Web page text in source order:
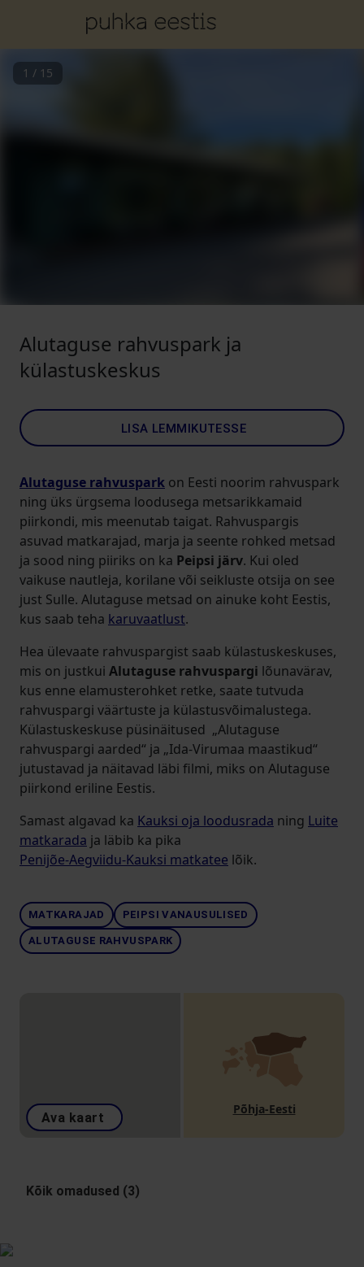
1 / 15
Alutaguse rahvuspark ja
külastuskeskus
LISA LEMMIKUTESSE
Alutaguse rahvuspark on Eesti noorim rahvuspark
ning üks ürgsema loodusega metsarikkamaid
piirkondi, mis meenutab taigat. Rahvuspargis
asuvad matkarajad, marja ja seente rohked metsad
ja sood ning piiriks on ka Peipsi järv. Kui oled
vaikuse nautleja, korilane või seikluste otsija on see
just Sulle. Alutaguse metsad on ainuke koht Eestis,
kus saab teha karuvaatlust.
Hea ülevaate rahvuspargist saab külastuskeskuses,
mis on justkui Alutaguse rahvuspargi lõunavärav,
kus enne elamusterohket retke, saate tutvuda
rahvuspargi väärtuste ja külastusvõimalustega.
Külastuskeskuse püsinäitused „Alutaguse
rahvuspargi aarded“ ja „Ida-Virumaa maastikud“
jutustavad ja näitavad läbi filmi, miks on Alutaguse
piirkond eriline Eestis.
Samast algavad ka Kauksi oja loodusrada ning Luite
matkarada ja läbib ka pika
Penijõe-Aegviidu-Kauksi matkatee lõik.
MATKARAJAD PEIPSI VANAUSULISED
ALUTAGUSE RAHVUSPARK
Ava kaart
Põhja-Eesti
Kõik omadused (3)